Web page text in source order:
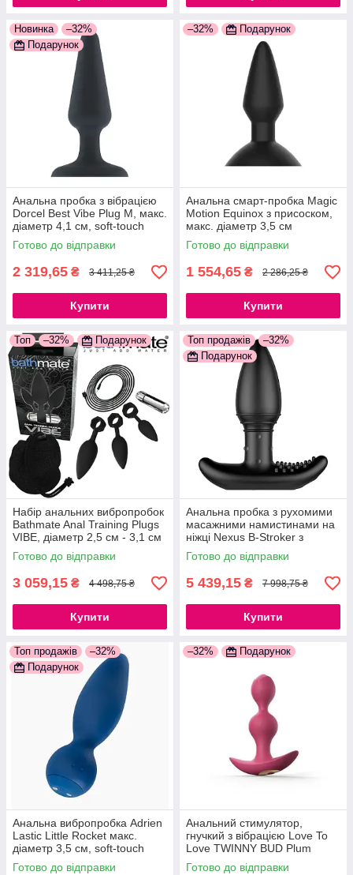
Новинка
–32%
Подарунок
Анальна пробка з вібрацією
Dorcel Best Vibe Plug M, макс.
діаметр 4,1 см, soft-touch
силікон 777Store.com.ua
Готово до відправки
2 319,65 ₴ 3 411,25 ₴
Купити
–32% Подарунок
Анальна смарт-пробка Magic
Motion Equinox з присоском,
макс. діаметр 3,5 см
777Store.com.ua
Готово до відправки
1 554,65 ₴ 2 286,25 ₴
Купити
Топ –32% Подарунок
Набір анальних вибропробок
Bathmate Anal Training Plugs
VIBE, діаметр 2,5 см - 3,1 см
- 3,8 см 777Store.com.ua
Готово до відправки
3 059,15 ₴ 4 498,75 ₴
Купити
Топ продажів
–32%
Подарунок
Анальна пробка з рухомими
масажними намистинами на
ніжці Nexus B-Stroker з
пультом Д/У 777Store.com.ua
Готово до відправки
5 439,15 ₴ 7 998,75 ₴
Купити
Топ продажів
–32%
Подарунок
Анальна вибропробка Adrien
Lastic Little Rocket макс.
діаметр 3,5 см, soft-touch
777Store.com.ua
Готово до відправки
–32% Подарунок
Анальний стимулятор,
гнучкий з вібрацією Love To
Love TWINNY BUD Plum
777Store.com.ua
Готово до відправки